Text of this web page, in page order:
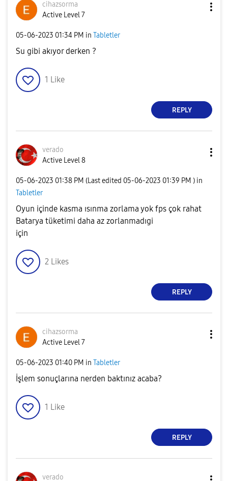
cihazsorma
Active Level 7
‎05-06-2023 01:34 PM in Tabletler
Su gibi akıyor derken ?
1 Like
REPLY
verado
Active Level 8
‎05-06-2023 01:38 PM (Last edited ‎05-06-2023 01:39 PM ) in
Tabletler
Oyun içinde kasma ısınma zorlama yok fps çok rahat
Batarya tüketimi daha az zorlanmadıgi
için
2 Likes
REPLY
cihazsorma
Active Level 7
‎05-06-2023 01:40 PM in Tabletler
İşlem sonuçlarına nerden baktınız acaba?
1 Like
REPLY
verado